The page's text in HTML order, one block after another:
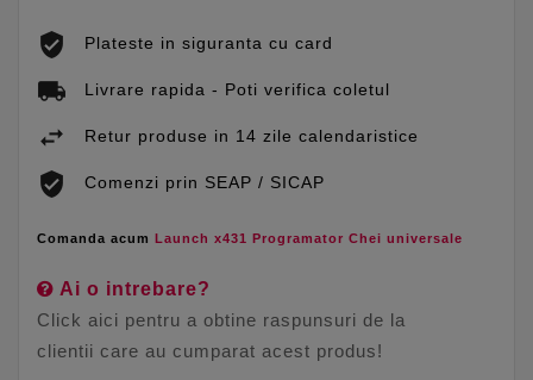
Plateste in siguranta cu card
Livrare rapida - Poti verifica coletul
Retur produse in 14 zile calendaristice
Comenzi prin SEAP / SICAP
Comanda acum Launch x431 Programator Chei universale
Ai o intrebare?
Click aici pentru a obtine raspunsuri de la
clientii care au cumparat acest produs!